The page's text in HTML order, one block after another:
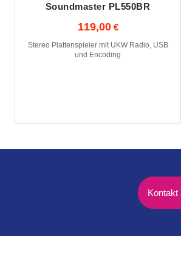
Soundmaster PL550BR
119,00
Stereo Plattenspieler mit UKW Radio, USB
und Encoding
Kontakt